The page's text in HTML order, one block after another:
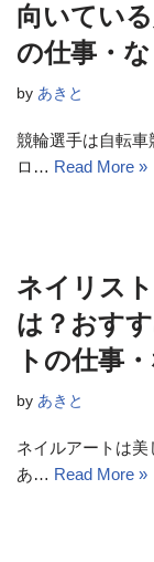
向いてい
の仕事・
by あきと
競輪選手は自転
ロ… Read More »
ネイリス
は？おす
トの仕事
by あきと
ネイルアートは
あ… Read More »